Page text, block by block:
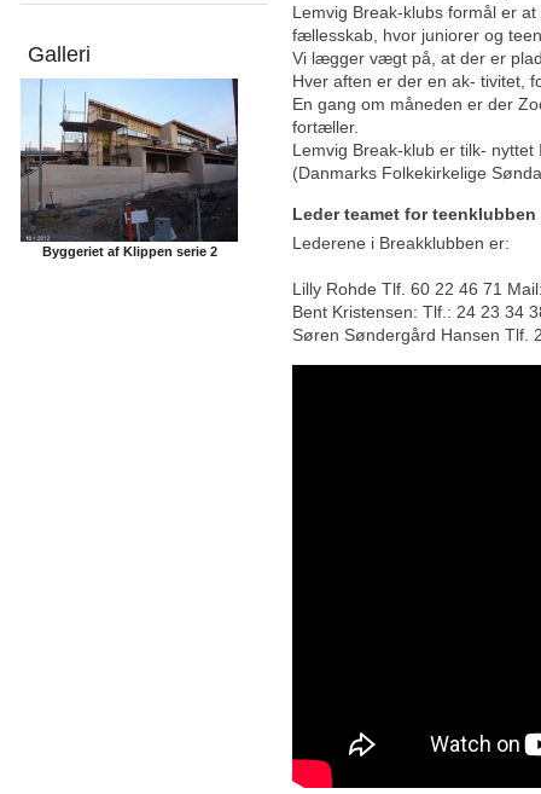
Galleri
Byggeriet af Klippen serie 2
Lemvig Break-klubs formål er
fællesskab, hvor juniorer og
Vi lægger vægt på, at der er
Hver aften er der en ak- tivitet,
En gang om måneden er der
fortæller.
Lemvig Break-klub er tilk- nyttet
(Danmarks Folkekirkelige
Leder teamet for teenklubben
Lederene i Breakklubben er:
Lilly Rohde Tlf. 60 22 46 71
Bent Kristensen: Tlf.: 24 23 34
Søren Søndergård Hansen Tlf.